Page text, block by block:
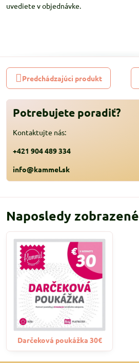
uvediete v objednávke.
Predchádzajúci produkt
Potrebujete poradiť?
Kontaktujte nás:
+421 904 489 334
info@kammel.sk
Naposledy zobrazené
Darčeková poukážka 30€